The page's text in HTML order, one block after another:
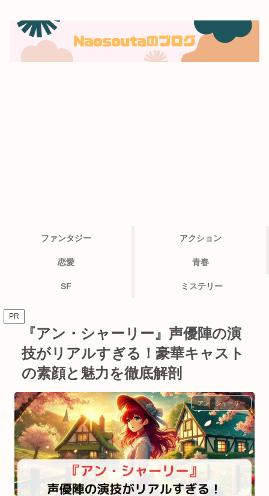
ファンタジー アクション
恋愛 青春
SF ミステリー
PR
『アン・シャーリー』声優陣の演
技がリアルすぎる！豪華キャスト
の素顔と魅力を徹底解剖
アン・シャーリー